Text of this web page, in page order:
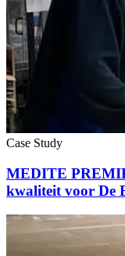
Case Study
MEDITE
kwaliteit voor De